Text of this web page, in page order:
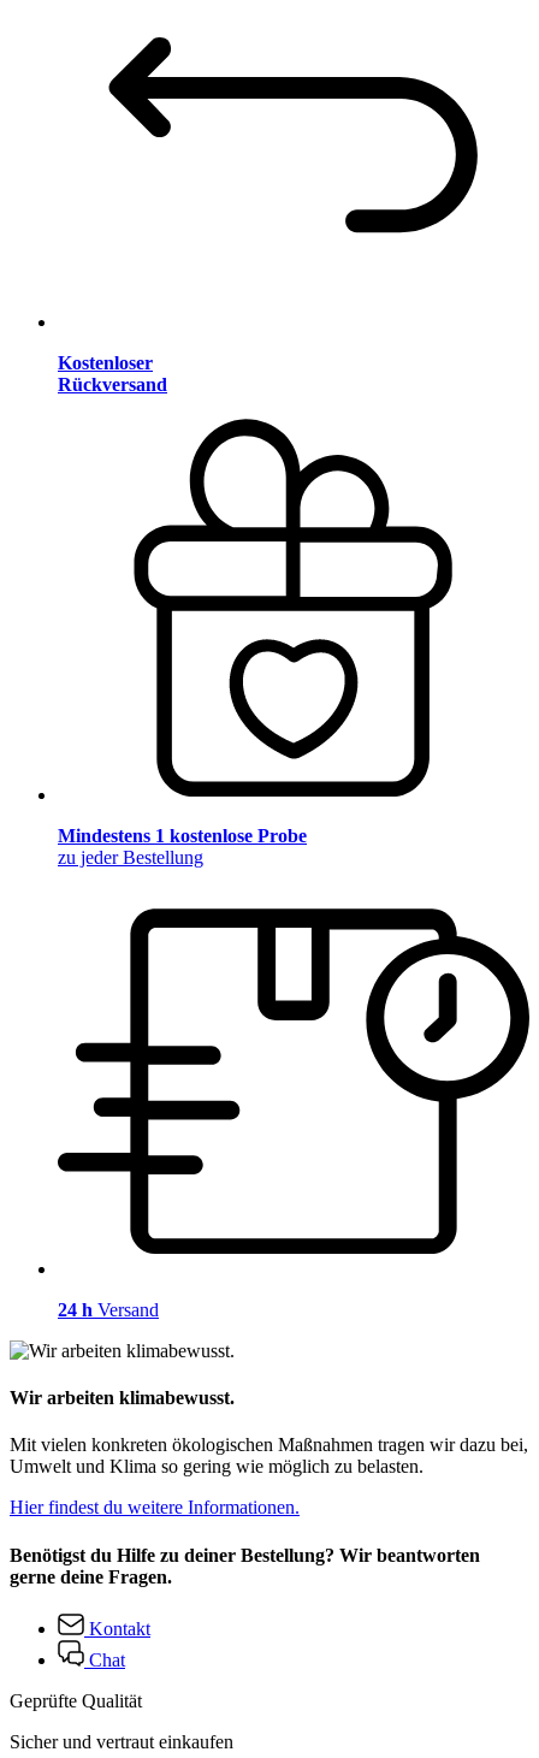
Kostenloser
Rückversand
Mindestens 1 kostenlose Probe
zu jeder Bestellung
24 h Versand
Wir arbeiten klimabewusst.
Mit vielen konkreten ökologischen Maßnahmen tragen wir dazu bei,
Umwelt und Klima so gering wie möglich zu belasten.
Hier findest du weitere Informationen.
Benötigst du Hilfe zu deiner Bestellung? Wir beantworten
gerne deine Fragen.
Kontakt
Chat
Geprüfte Qualität
Sicher und vertraut einkaufen